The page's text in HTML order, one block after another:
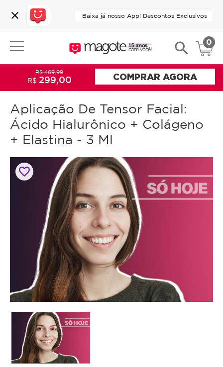
close Baixa já nosso App! Descontos Exclusivos
search 0
Aplicação De Tensor Facial:
Ácido Hialurônico + Colágeno
+ Elastina - 3 Ml
favorite_border
R$ 469,99
R$ 299,00 COMPRAR AGORA